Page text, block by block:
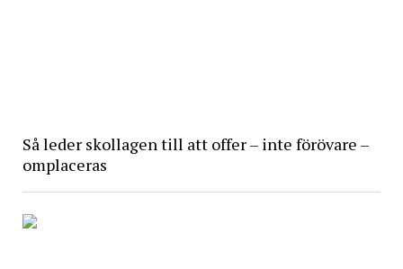
Så leder skollagen till att offer – inte förövare –
omplaceras